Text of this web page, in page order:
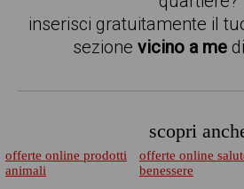
inserisci gratuitamente il
sezione vicino a me
scopri
offerte online prodotti
animali
offerte online
benessere